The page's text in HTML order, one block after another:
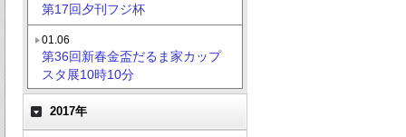
第17回夕刊フジ杯
01.06
第36回新春金盃だるま家カップ
スタ展10時10分
2017年